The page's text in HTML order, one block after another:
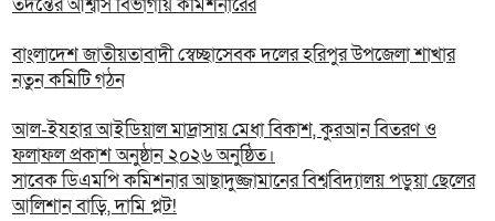
বাংলাদেশ জাতীয়তাবাদী স্বেচ্ছাসেবক দলের হরিপুর উপজেলা শাখার
নতুন কমিটি গঠন
আল-ইযহার আইডিয়াল মাদ্রাসায় মেধা বিকাশ, কুরআন বিতরণ ও
ফলাফল প্রকাশ অনুষ্ঠান ২০২৬ অনুষ্ঠিত।
সাবেক ডিএমপি কমিশনার আছাদুজ্জামানের বিশ্ববিদ্যালয় পড়ুয়া ছেলের
আলিশান বাড়ি, দামি প্লট!